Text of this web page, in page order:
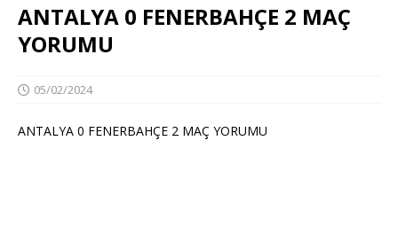
ANTALYA 0 FENERBAHÇE 2 MAÇ
YORUMU
05/02/2024
ANTALYA 0 FENERBAHÇE 2 MAÇ YORUMU